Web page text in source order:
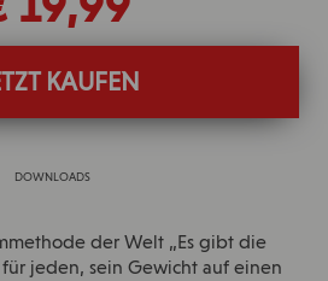
KAUFEN
DOWNLOADS
der Welt „Es gibt die
jeden, sein Gewicht auf einen